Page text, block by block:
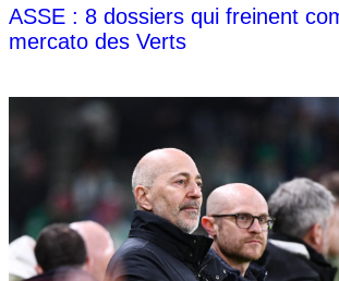
ASSE : 8 dossiers qui freinent
mercato des Verts